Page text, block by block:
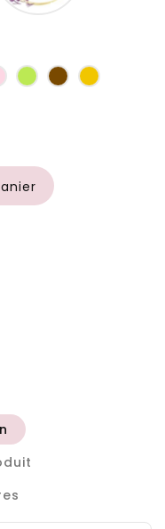
RoseAnis MarronJaune